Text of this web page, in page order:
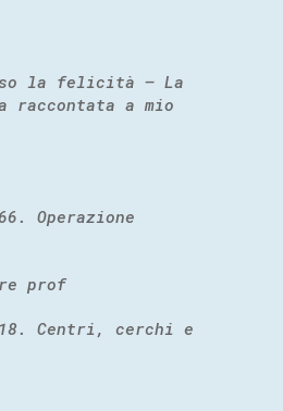
la felicità – La
raccontata a mio
Operazione
prof
Centri, cerchi e